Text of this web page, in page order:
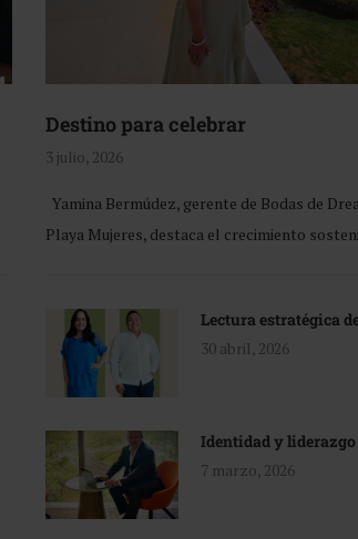
Destino para celebrar
3 julio, 2026
Yamina Bermúdez, gerente de Bodas de
Playa Mujeres, destaca el crecimiento
Lectura estratégica
30 abril, 2026
Identidad y
7 marzo, 2026